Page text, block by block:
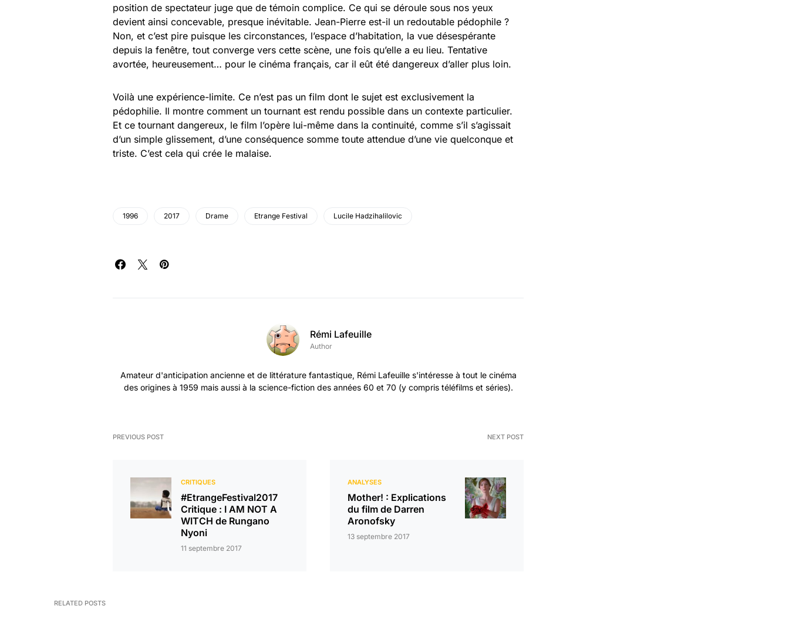
position de spectateur juge que de témoin complice. Ce qui se déroule sous nos yeux
devient ainsi concevable, presque inévitable. Jean-Pierre est-il un redoutable pédophile ?
Non, et c’est pire puisque les circonstances, l’espace d’habitation, la vue désespérante
depuis la fenêtre, tout converge vers cette scène, une fois qu’elle a eu lieu. Tentative
avortée, heureusement… pour le cinéma français, car il eût été dangereux d’aller plus loin.
Voilà une expérience-limite. Ce n’est pas un film dont le sujet est exclusivement la
pédophilie. Il montre comment un tournant est rendu possible dans un contexte particulier.
Et ce tournant dangereux, le film l’opère lui-même dans la continuité, comme s’il s’agissait
d’un simple glissement, d’une conséquence somme toute attendue d’une vie quelconque et
triste. C’est cela qui crée le malaise.
1996 2017 Drame Etrange Festival Lucile Hadzihalilovic
Rémi Lafeuille
Author
Amateur d'anticipation ancienne et de littérature fantastique, Rémi Lafeuille s'intéresse à tout le cinéma
des origines à 1959 mais aussi à la science-fiction des années 60 et 70 (y compris téléfilms et séries).
PREVIOUS POST
CRITIQUES
#EtrangeFestival2017
Critique : I AM NOT A
WITCH de Rungano
Nyoni
11 septembre 2017
NEXT POST
ANALYSES
Mother! : Explications
du film de Darren
Aronofsky
13 septembre 2017
RELATED POSTS